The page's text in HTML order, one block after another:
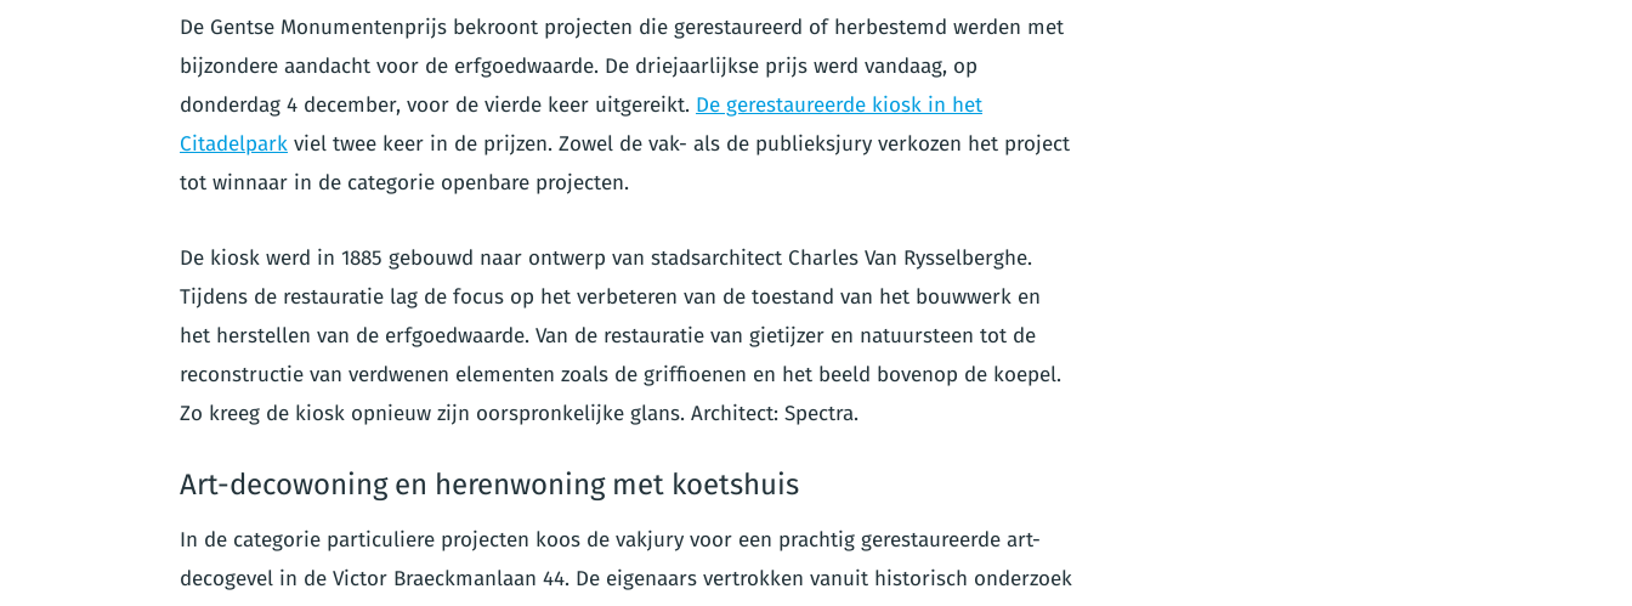
De Gentse Monumentenprijs bekroont projecten die gerestaureerd of herbestemd werden met
bijzondere aandacht voor de erfgoedwaarde. De driejaarlijkse prijs werd vandaag, op
donderdag 4 december, voor de vierde keer uitgereikt. De gerestaureerde kiosk in het
Citadelpark viel twee keer in de prijzen. Zowel de vak- als de publieksjury verkozen het project
tot winnaar in de categorie openbare projecten.
De kiosk werd in 1885 gebouwd naar ontwerp van stadsarchitect Charles Van Rysselberghe.
Tijdens de restauratie lag de focus op het verbeteren van de toestand van het bouwwerk en
het herstellen van de erfgoedwaarde. Van de restauratie van gietijzer en natuursteen tot de
reconstructie van verdwenen elementen zoals de griffioenen en het beeld bovenop de koepel.
Zo kreeg de kiosk opnieuw zijn oorspronkelijke glans. Architect: Spectra.
Art-decowoning en herenwoning met koetshuis
In de categorie particuliere projecten koos de vakjury voor een prachtig gerestaureerde art-
decogevel in de Victor Braeckmanlaan 44. De eigenaars vertrokken vanuit historisch onderzoek